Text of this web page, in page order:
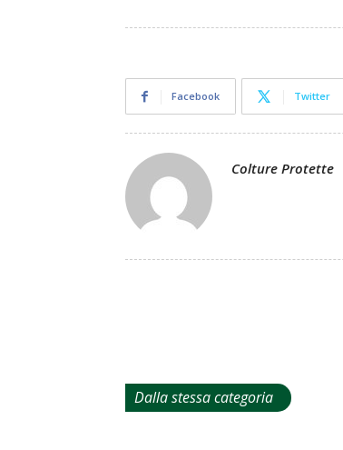
Facebook Twitter
Colture Protette
Dalla stessa categoria